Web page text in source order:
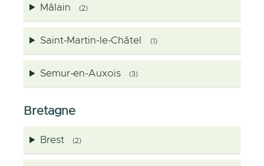
Mâlain (2)
Saint-Martin-le-Châtel (1)
Semur-en-Auxois (3)
Bretagne
Brest (2)